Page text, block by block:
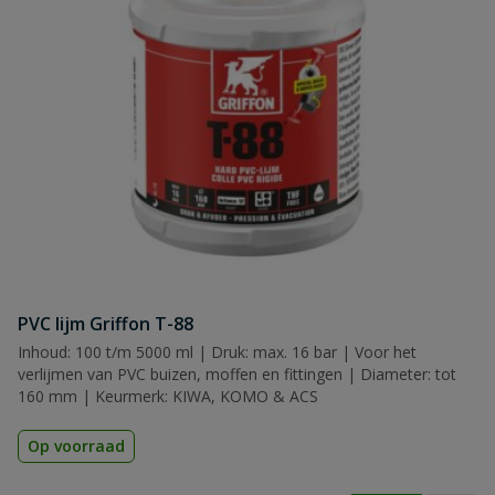
PVC lijm Griffon T-88
Inhoud: 100 t/m 5000 ml | Druk: max. 16 bar | Voor het
verlijmen van PVC buizen, moffen en fittingen | Diameter: tot
160 mm | Keurmerk: KIWA, KOMO & ACS
Op voorraad